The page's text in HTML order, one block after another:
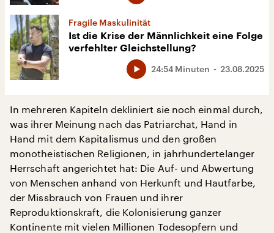
Fragile Maskulinität
Ist die Krise der Männlichkeit eine Folge
verfehlter Gleichstellung?
23.08.2025
24:54 Minuten
In mehreren Kapiteln dekliniert sie noch einmal durch,
was ihrer Meinung nach das Patriarchat, Hand in
Hand mit dem Kapitalismus und den großen
monotheistischen Religionen, in jahrhundertelanger
Herrschaft angerichtet hat: Die Auf- und Abwertung
von Menschen anhand von Herkunft und Hautfarbe,
der Missbrauch von Frauen und ihrer
Reproduktionskraft, die Kolonisierung ganzer
Kontinente mit vielen Millionen Todesopfern und